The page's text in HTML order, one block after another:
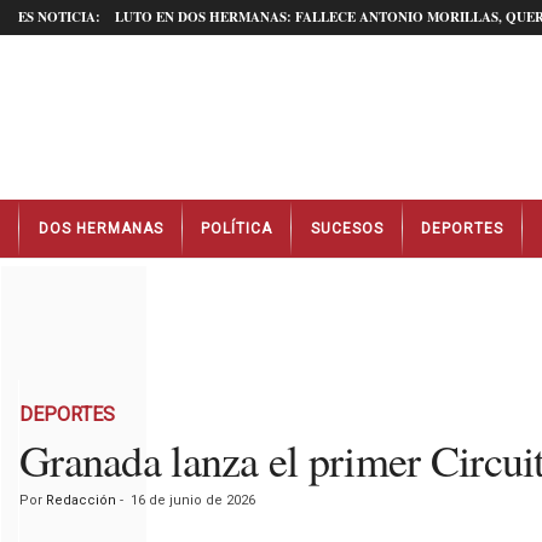
ES NOTICIA: LUTO EN DOS HERMANAS: FALLECE ANTONIO MORILLAS,
t
DOS HERMANAS POLÍTICA SUCESOS DEPORTES
DEPORTES
Granada lanza el primer
Por Redacción - 16 de junio de 2026